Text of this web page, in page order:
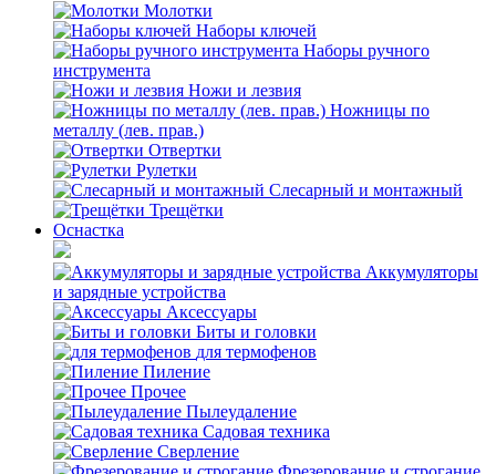
Молотки
Наборы ключей
Наборы ручного
инструмента
Ножи и лезвия
Ножницы по
металлу (лев. прав.)
Отвертки
Рулетки
Слесарный и монтажный
Трещётки
Оснастка
Аккумуляторы
и зарядные устройства
Аксессуары
Биты и головки
для термофенов
Пиление
Прочее
Пылеудаление
Садовая техника
Сверление